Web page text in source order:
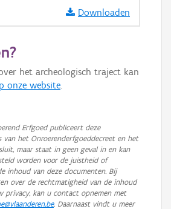
Downloaden
het archeologisch traject kan
onze website.
Erfgoed publiceert deze
van het Onroerenderfgoeddecreet en het
maar staat in geen geval in en kan
worden voor de juistheid of
inhoud van deze documenten. Bij
over de rechtmatigheid van de inhoud
privacy, kan u contact opnemen met
. Daarnaast vindt u meer